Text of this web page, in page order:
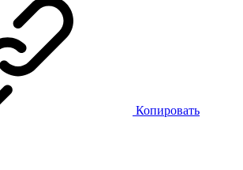
Копировать